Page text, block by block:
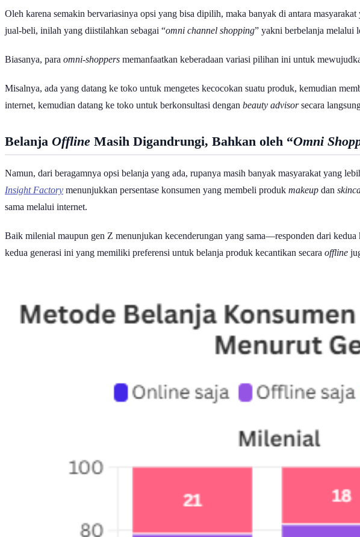
Oleh karena semakin bervariasinya opsi yang bisa dipilih, maka banyak di antara
jual-beli, inilah yang diistilahkan sebagai “omni channel shopping” yakni berbelanja melalui
Biasanya, para omni-shoppers memanfaatkan keberadaan variasi pilihan ini untuk
Misalnya, ada yang datang ke toko untuk mengetes kecocokan suatu produk, kemudian
internet, kemudian datang ke toko untuk berkonsultasi dengan beauty advisorsecara
Belanja Offline Masih Digandrungi, Bahkan oleh “Omni
Namun, dari beragamnya opsi belanja yang ada, rupanya masih banyak masyarakat yang
Insight Factory menunjukkan persentase konsumen yang membeli produk makeup dan
sama melalui internet.
Baik milenial maupun gen Z menunjukan kecenderungan yang sama—responden dari
kedua generasi ini yang memiliki preferensi untuk belanja produk kecantikan secara offline